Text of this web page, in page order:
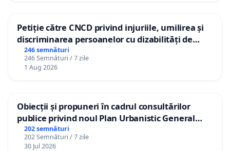
Petiție către CNCD privind injuriile, umilirea și
discriminarea persoanelor cu dizabilități de
către utilizatorul TikTok „Gorici”
246 semnături
246 Semnături / 7 zile
1 Aug 2026
Obiecții și propuneri în cadrul consultărilor
publice privind noul Plan Urbanistic General
(PUG) Ialoveni
202 semnături
202 Semnături / 7 zile
30 Jul 2026